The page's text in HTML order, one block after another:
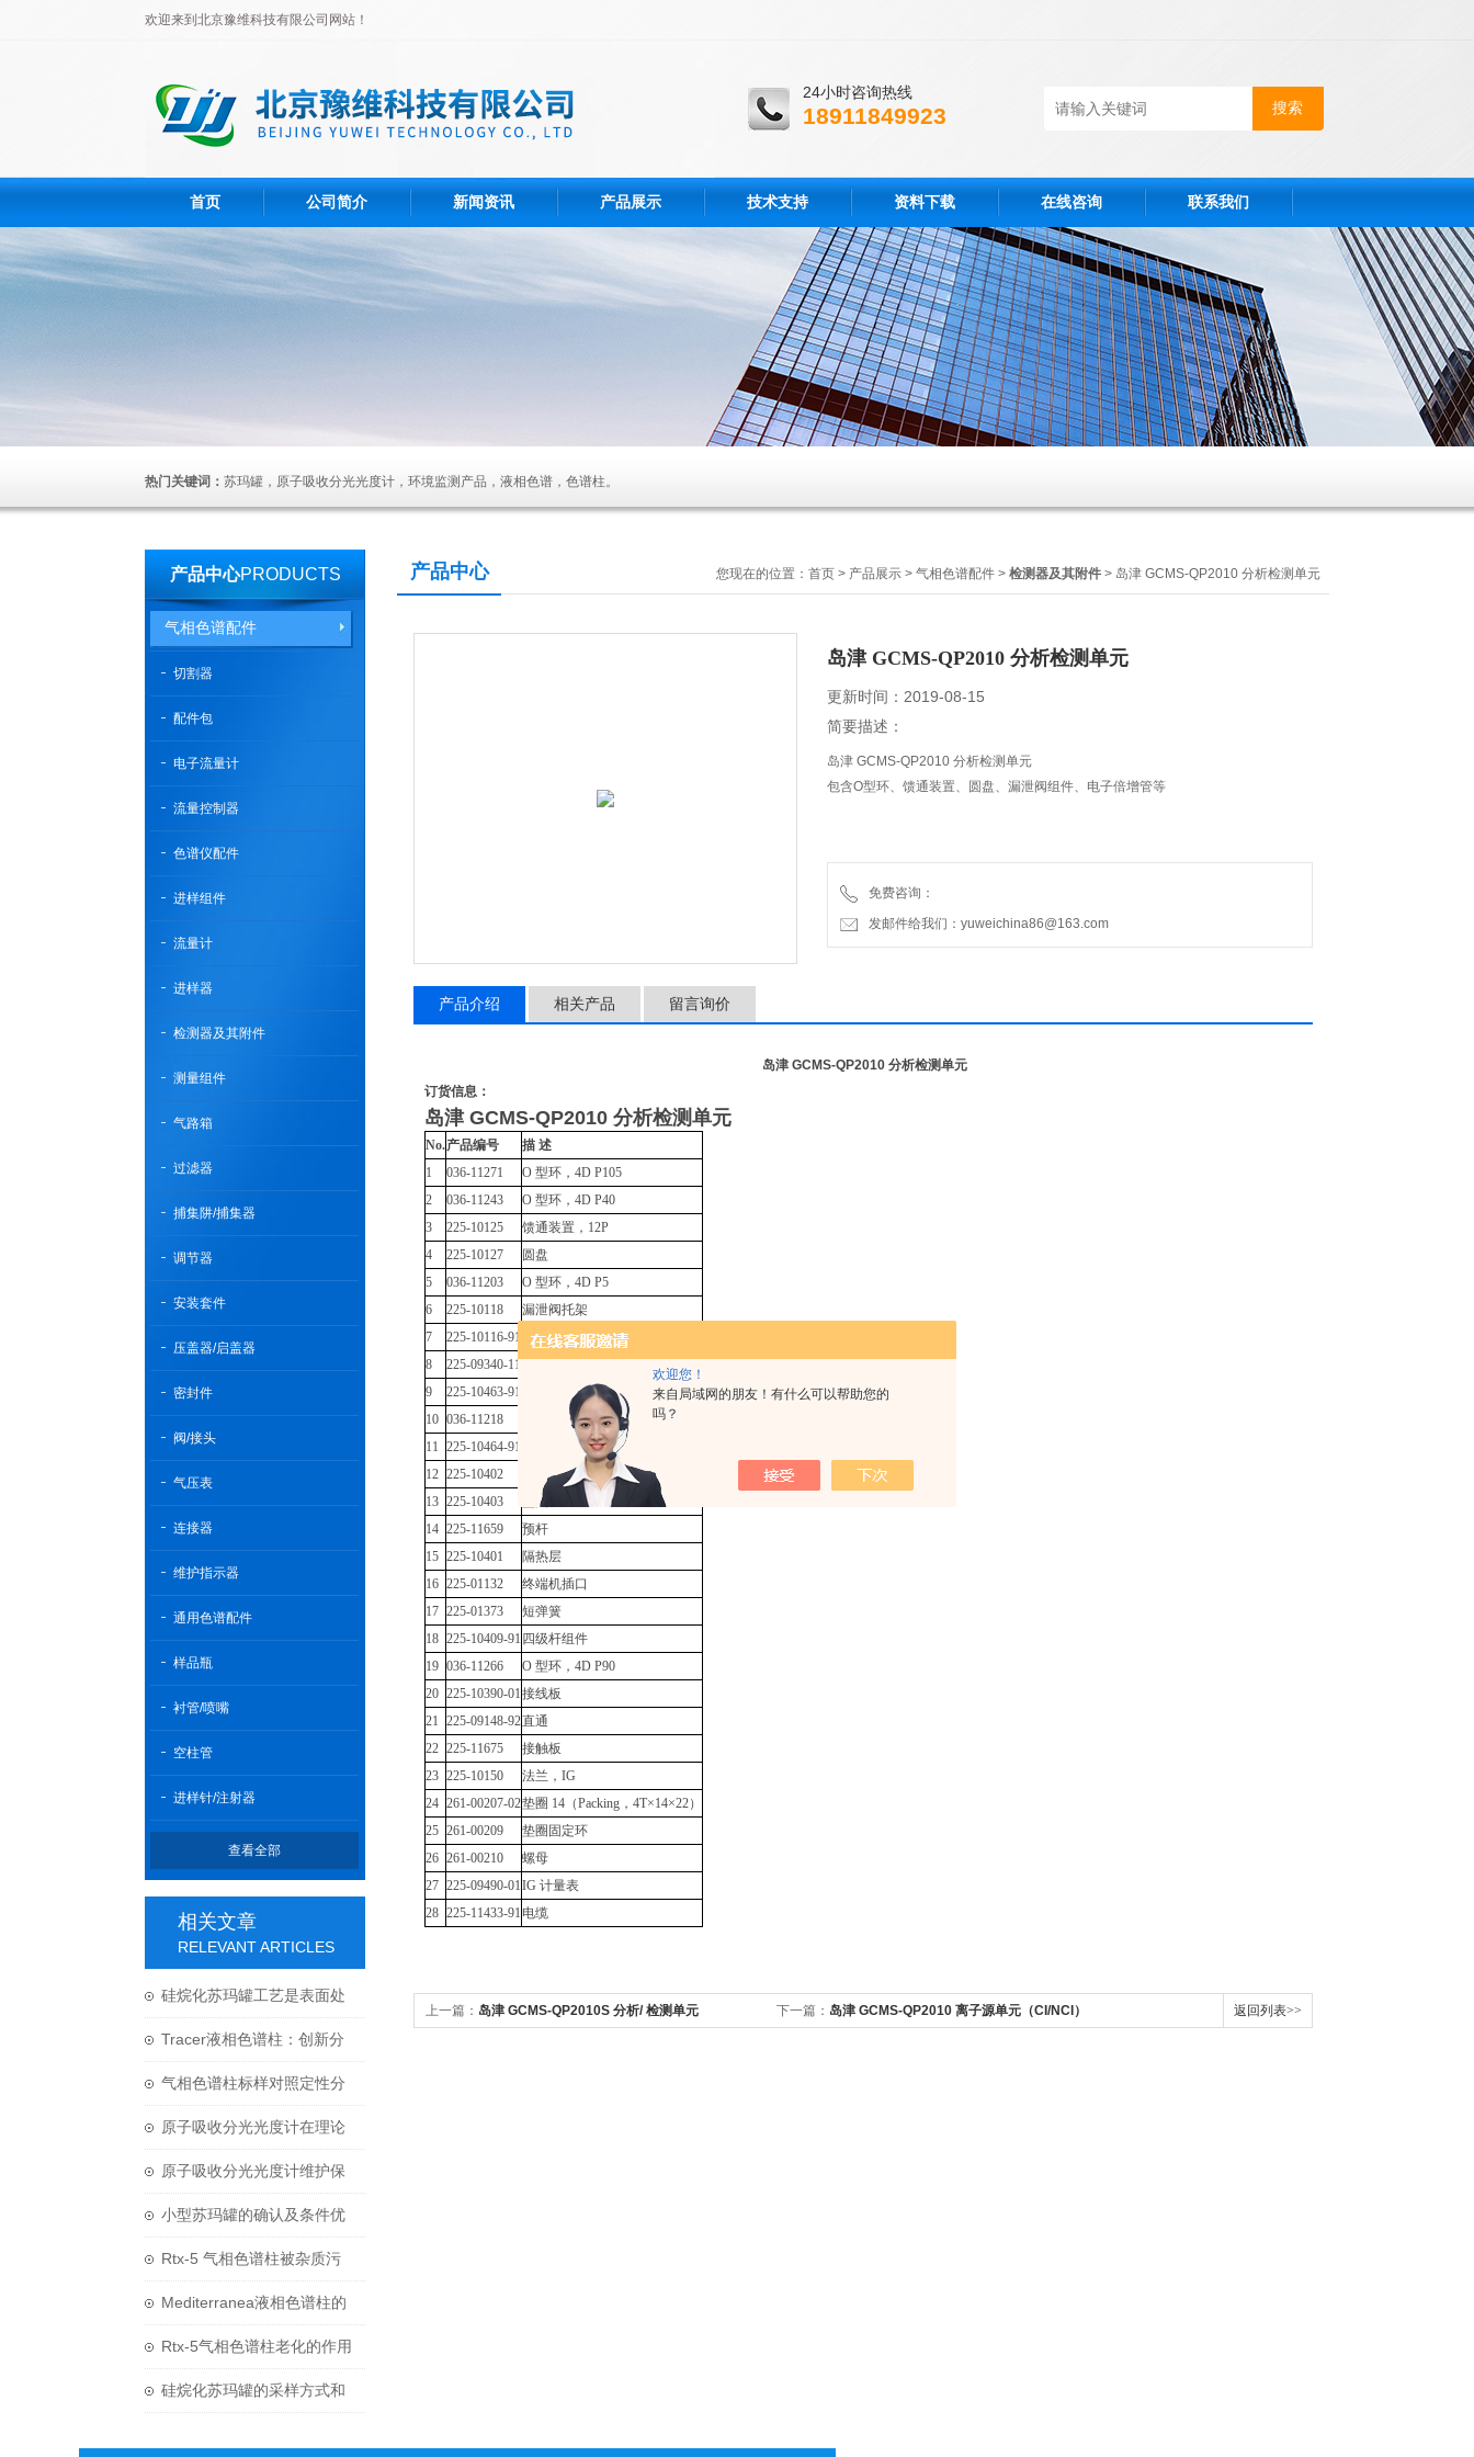
欢迎您！
来自局域网的朋友！有什么可以帮助您的
吗？
欢迎来到北京豫维科技有限公司网站！
24小时咨询热线
18911849923
首页 公司简介 新闻资讯 产品展示 技术支持 资料下载 在线咨询 联系我们
热门关键词： 苏玛罐，原子吸收分光光度计，环境监测产品，液相色谱，色谱柱。
产品中心PRODUCTS
气相色谱配件
切割器
配件包
电子流量计
流量控制器
色谱仪配件
进样组件
流量计
进样器
检测器及其附件
测量组件
气路箱
过滤器
捕集阱/捕集器
调节器
安装套件
压盖器/启盖器
密封件
阀/接头
气压表
连接器
维护指示器
通用色谱配件
样品瓶
衬管/喷嘴
空柱管
进样针/注射器
查看全部
相关文章
RELEVANT ARTICLES
硅烷化苏玛罐工艺是表面处
理技术发展的一个新方向
Tracer液相色谱柱：创新分
离技术的力量
气相色谱柱标样对照定性分
析
原子吸收分光光度计在理论
研究中的应用
原子吸收分光光度计维护保
养的技巧你知道吗？
小型苏玛罐的确认及条件优
化
Rtx-5 气相色谱柱被杂质污
染如何解决？
Mediterranea液相色谱柱的
使用与维护
Rtx-5气相色谱柱老化的作用
和原则是什么？
硅烷化苏玛罐的采样方式和
产品中心 您现在的位置： 首页 > 产品展示 > 气相色谱配件 > 检测器及其附件 > 岛津 GCMS-QP2010 分析检测单元
岛津 GCMS-QP2010 分析检测单元
更新时间：2019-08-15
简要描述：
岛津 GCMS-QP2010 分析检测单元
包含O型环、馈通装置、圆盘、漏泄阀组件、电子倍增管等
免费咨询：
发邮件给我们：yuweichina86@163.com
产品介绍 相关产品 留言询价
岛津 GCMS-QP2010 分析检测单元
订货信息：
岛津 GCMS-QP2010 分析检测单元
No.产品编号
描 述
1
036-11271
O 型环，4D P105
2
036-11243
O 型环，4D P40
3
225-10125
馈通装置，12P
4
225-10127
圆盘
5
036-11203
O 型环，4D P5
6
225-10118
漏泄阀托架
7
225-10116-91
漏泄阀组件
8
225-09340-11
电子倍增管，EM，AF620
9
225-10463-91
EM(H) 组件（整个检测器）
10 036-11218
O 型环，4D P18
11 225-10464-91
电子倍增管
12 225-10402
螺丝
13 225-10403
垫圈
14 225-11659
预杆
15 225-10401
隔热层
16 225-01132
终端机插口
17 225-01373
短弹簧
18 225-10409-91 四级杆组件
19 036-11266
O 型环，4D P90
20 225-10390-01接线板
21 225-09148-92直通
22 225-11675
接触板
23 225-10150
法兰，IG
24 261-00207-02垫圈 14（Packing，4T×14×22）
25 261-00209
垫圈固定环
26 261-00210
螺母
27 225-09490-01IG 计量表
28 225-11433-91 电缆
上一篇： 岛津 GCMS-QP2010S 分析/ 检测单元 下一篇： 岛津 GCMS-QP2010 离子源单元（CI/NCI） 返回列表>>